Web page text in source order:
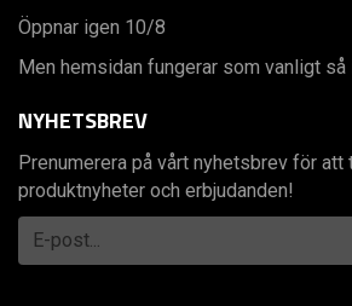
Öppnar igen 10/8
Men hemsidan fungerar som vanligt så
NYHETSBREV
Prenumerera på vårt nyhetsbrev för att
produktnyheter och erbjudanden!